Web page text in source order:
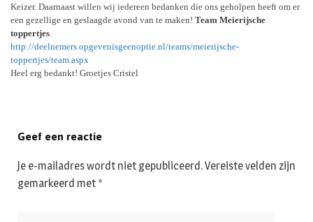
Keizer. Daarnaast willen wij iedereen bedanken die ons geholpen heeft om er
een gezellige en geslaagde avond van te maken! Team Meierijsche
toppertjes.
http://deelnemers.opgevenisgeenoptie.nl/teams/meierijsche-
toppertjes/team.aspx
Heel erg bedankt! Groetjes Cristel
Geef een reactie
Je e-mailadres wordt niet gepubliceerd.Vereiste velden zijn
gemarkeerd met *